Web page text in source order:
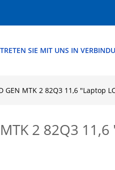
TRETEN SIE MIT UNS IN
GEN MTK 2 82Q3 11,6 "Laptop
2 82Q3 11,6